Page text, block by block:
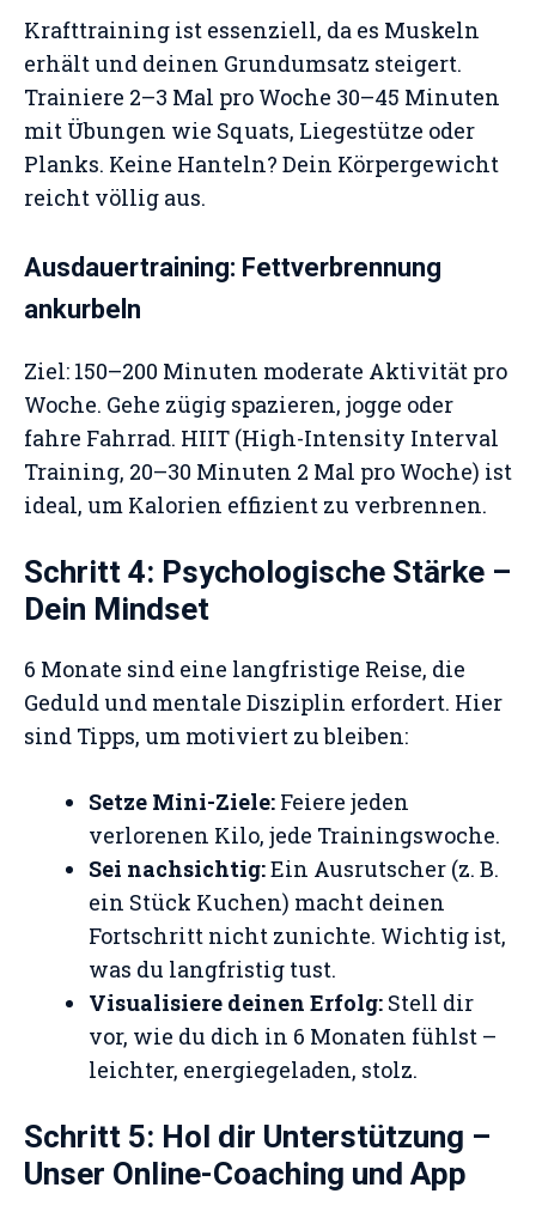
Krafttraining ist essenziell, da es Muskeln
erhält und deinen Grundumsatz steigert.
Trainiere 2–3 Mal pro Woche 30–45 Minuten
mit Übungen wie Squats, Liegestütze oder
Planks. Keine Hanteln? Dein Körpergewicht
reicht völlig aus.
Ausdauertraining: Fettverbrennung
ankurbeln
Ziel: 150–200 Minuten moderate Aktivität pro
Woche. Gehe zügig spazieren, jogge oder
fahre Fahrrad. HIIT (High-Intensity Interval
Training, 20–30 Minuten 2 Mal pro Woche) ist
ideal, um Kalorien effizient zu verbrennen.
Schritt 4: Psychologische Stärke –
Dein Mindset
6 Monate sind eine langfristige Reise, die
Geduld und mentale Disziplin erfordert. Hier
sind Tipps, um motiviert zu bleiben:
Setze Mini-Ziele: Feiere jeden
verlorenen Kilo, jede Trainingswoche.
Sei nachsichtig:Ein Ausrutscher (z. B.
ein Stück Kuchen) macht deinen
Fortschritt nicht zunichte. Wichtig ist,
was du langfristig tust.
Visualisiere deinen Erfolg: Stell dir
vor, wie du dich in 6 Monaten fühlst –
leichter, energiegeladen, stolz.
Schritt 5: Hol dir Unterstützung –
Unser Online-Coaching und App